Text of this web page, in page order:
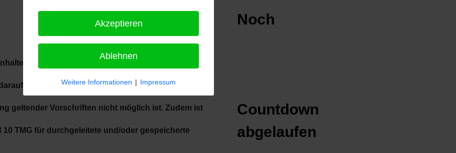
sowie Links stets im rechtlichen Rahmen
hin, dass aufgrund der Menge eine
geltender Vorschriften nicht möglich ist. Zudem ist
10 TMG für durchgeleitete und/oder gespeicherte
Noch
Countdown
abgelaufen
Akzeptieren
Ablehnen
Weitere Informationen | Impressum